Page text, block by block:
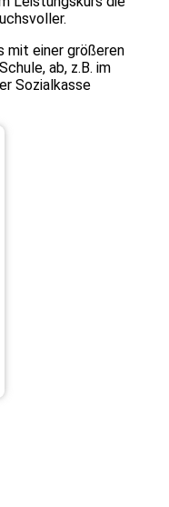
mit einer größeren
ab, z.B. im
Sozialkasse